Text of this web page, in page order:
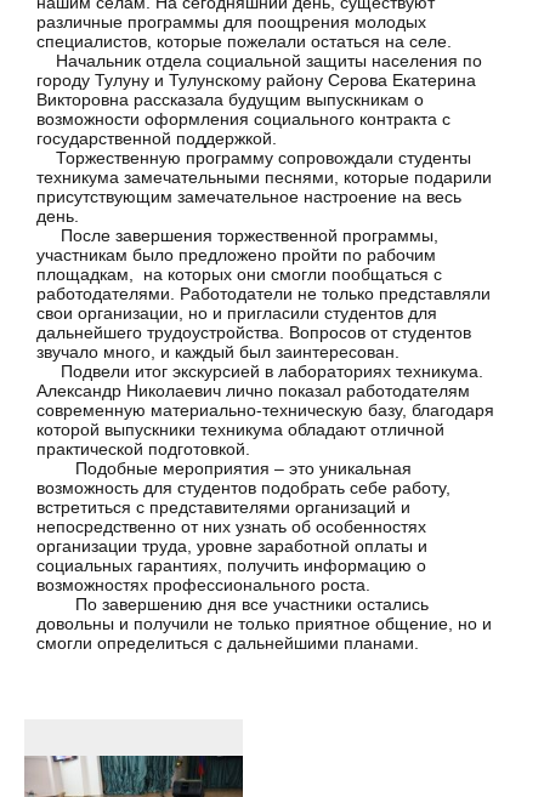
различные программы для поощрения молодых
специалистов, которые пожелали остаться на селе.
Начальник отдела социальной защиты населения по
городу Тулуну и Тулунскому району Серова Екатерина
Викторовна рассказала будущим выпускникам о
возможности оформления социального контракта с
государственной поддержкой.
Торжественную программу сопровождали студенты
техникума замечательными песнями, которые подарили
присутствующим замечательное настроение на весь
день.
После завершения торжественной программы,
участникам было предложено пройти по рабочим
площадкам, на которых они смогли пообщаться с
работодателями. Работодатели не только представляли
свои организации, но и пригласили студентов для
дальнейшего трудоустройства. Вопросов от студентов
звучало много, и каждый был заинтересован.
Подвели итог экскурсией в лабораториях техникума.
Александр Николаевич лично показал работодателям
современную материально-техническую базу, благодаря
которой выпускники техникума обладают отличной
практической подготовкой.
Подобные мероприятия – это уникальная
возможность для студентов подобрать себе работу,
встретиться с представителями организаций и
непосредственно от них узнать об особенностях
организации труда, уровне заработной оплаты и
социальных гарантиях, получить информацию о
возможностях профессионального роста.
По завершению дня все участники остались
довольны и получили не только приятное общение, но и
смогли определиться с дальнейшими планами.